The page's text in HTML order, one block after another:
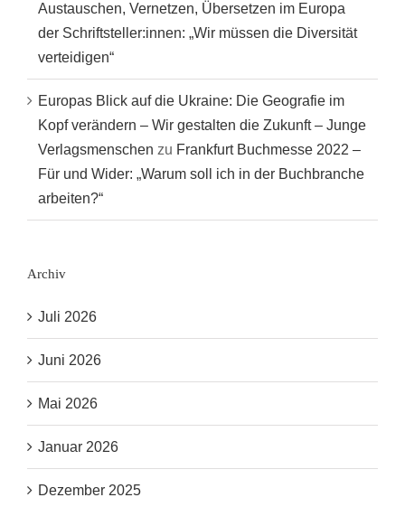
Austauschen, Vernetzen, Übersetzen im Europa
der Schriftsteller:innen: „Wir müssen die Diversität
verteidigen“
Europas Blick auf die Ukraine: Die Geografie im
Kopf verändern – Wir gestalten die Zukunft – Junge
Verlagsmenschen zu Frankfurt Buchmesse 2022 –
Für und Wider: „Warum soll ich in der Buchbranche
arbeiten?“
Archiv
Juli 2026
Juni 2026
Mai 2026
Januar 2026
Dezember 2025